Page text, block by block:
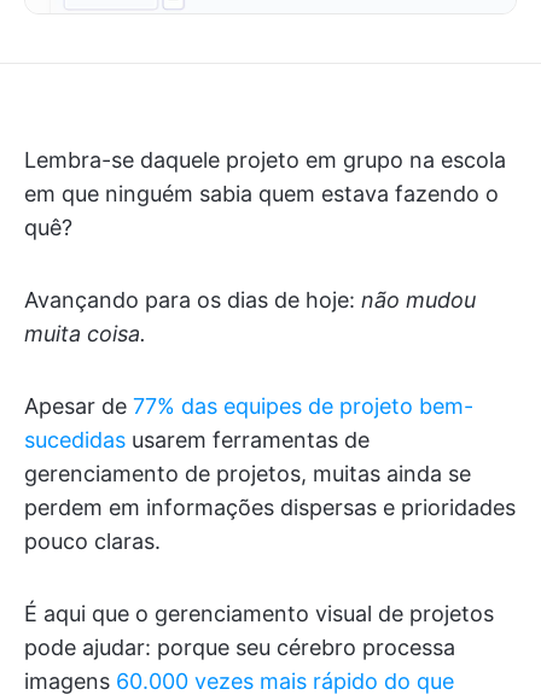
Lembra-se daquele projeto em grupo na escola
em que ninguém sabia quem estava fazendo o
quê?
Avançando para os dias de hoje: não mudou
muita coisa.
Apesar de 77% das equipes de projeto bem-
sucedidas usarem ferramentas de
gerenciamento de projetos, muitas ainda se
perdem em informações dispersas e prioridades
pouco claras.
É aqui que o gerenciamento visual de projetos
pode ajudar: porque seu cérebro processa
imagens 60.000 vezes mais rápido do que